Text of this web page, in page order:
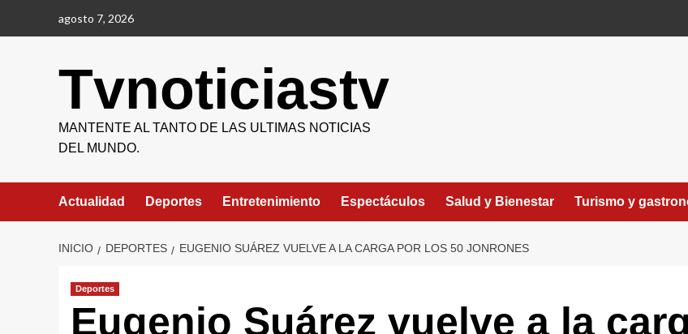
agosto 7, 2026
Tvnoticiastv
MANTENTE AL TANTO DE LAS ULTIMAS NOTICIAS
DEL MUNDO.
Actualidad Deportes Entretenimiento Espectáculos Salud y Bienestar Turismo y
INICIO DEPORTES EUGENIO SUÁREZ VUELVE A LA CARGA POR LOS 50 JONRONES
Deportes
Eugenio Suárez vuelve a la